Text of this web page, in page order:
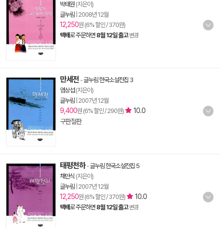
박태원 (지은이)
글누림 2008년 12월
12,250원 (6% 할인 / 370원)
택배로 주문하면 8월 12일 출고 변경
만세전 -글누림 한국소설전집 3
염상섭(지은이)
글누림 2007년 12월
9,400원 (6% 할인 / 290원)
10.0
구판절판
태평천하-글누림 한국소설전집 5
채만식 (지은이)
글누림 2007년 12월
12,250원 (6% 할인 / 370원) 10.0
택배로 주문하면 8월 12일 출고 변경